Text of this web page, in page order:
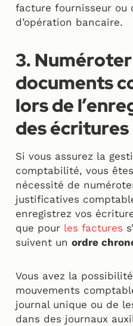
facture fournisseur ou
d’opération bancaire.
3.
documents
lors de
des écritures
Si vous assurez la
comptabilité, vous
nécessité de
justificatives
enregistrez vos
que pour les factures
suivent un ordre
Vous avez la
mouvements
journal unique ou de
dans des journaux